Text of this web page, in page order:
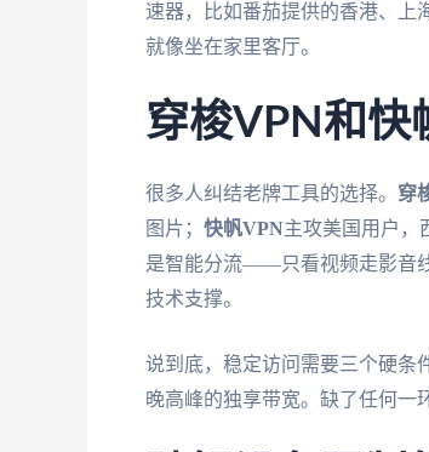
速器，比如番茄提供的香港、
就像坐在家里客厅。
穿梭VPN和快
很多人纠结老牌工具的选择。 穿
图片； 快帆VPN主攻美国用户，
是智能分流——只看视频走影音
技术支撑。
说到底，稳定访问需要三个硬条
晚高峰的独享带宽。缺了任何一